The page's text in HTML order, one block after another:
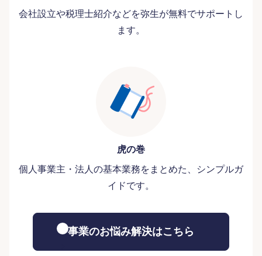
会社設立や税理士紹介などを弥生が無料でサポートし
ます。
虎の巻
個人事業主・法人の基本業務をまとめた、シンプルガ
イドです。
事業のお悩み解決はこちら